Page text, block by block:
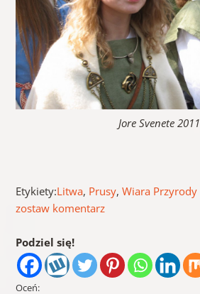
Jore Svenete 2011
Etykiety:Litwa, Prusy, Wiara Przyrody
zostaw komentarz
Podziel się!
Oceń: